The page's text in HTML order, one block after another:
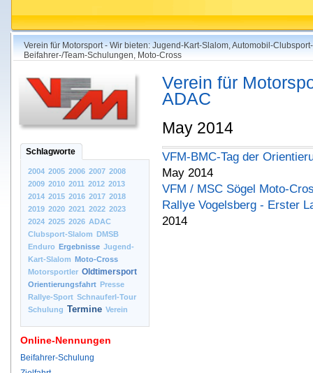
Verein für Motorsport - Wir bieten: Jugend-Kart-Slalom, Automobil-
Beifahrer-/Team-Schulungen, Moto-Cross
Schlagworte
2004 2005 2006 2007 2008
2009 2010 2011 2012 2013
2014 2015 2016 2017 2018
2019 2020 2021 2022 2023
2024 2025 2026 ADAC
Clubsport-Slalom DMSB
Enduro Ergebnisse Jugend-
Kart-Slalom Moto-Cross
Motorsportler Oldtimersport
Orientierungsfahrt Presse
Rallye-Sport Schnauferl-Tour
Schulung Termine Verein
Online-Nennungen
Beifahrer-Schulung
Verein für
ADAC
May 2014
VFM-BMC-Tag der
May 2014
VFM / MSC Sögel Moto-
Rallye Vogelsberg - Erster
2014